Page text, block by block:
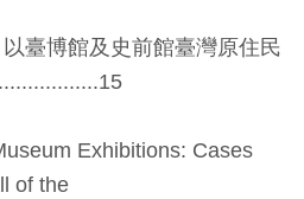
臺博館及史前館臺灣原住民
Exhibitions: Cases
of the